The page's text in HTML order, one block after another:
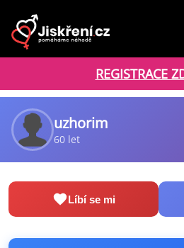
REGISTRACE
uzhorim
60 let
Líbí se mi